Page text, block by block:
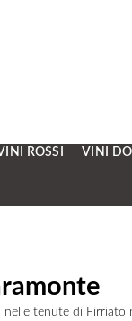
ROSSI VINI
tenute di Firriato